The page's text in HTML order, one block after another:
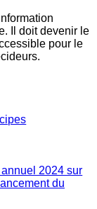
Il doit devenir le
pour le
2024 sur
du